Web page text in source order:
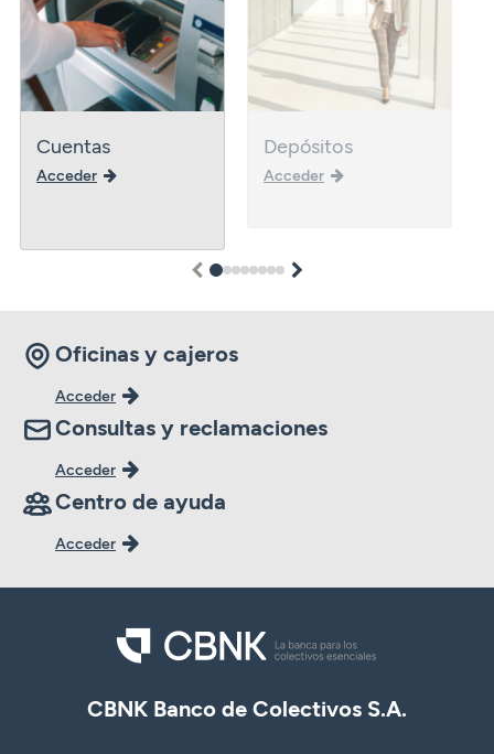
Cuentas
Acceder
Depósitos
Acceder
12345678
Oficinas y cajeros
Acceder
Consultas y reclamaciones
Acceder
Centro de ayuda
Acceder
CBNK Banco de Colectivos S.A.